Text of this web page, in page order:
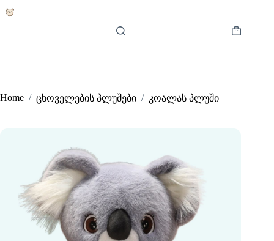
to
Shopping
Home / ცხოველების პლუშები / კოალას პლუში